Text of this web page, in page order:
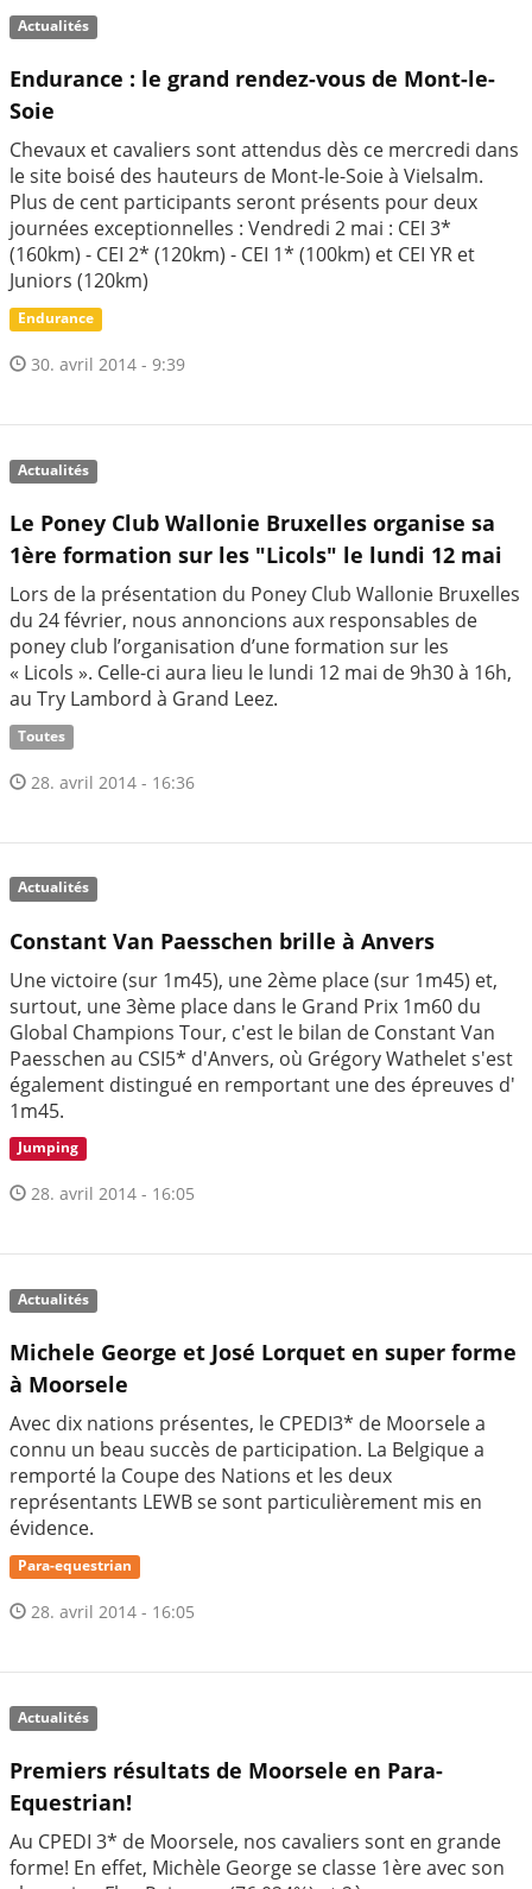
Actualités
Endurance : le grand rendez-vous de Mont-le-
Soie
Chevaux et cavaliers sont attendus dès ce mercredi dans
le site boisé des hauteurs de Mont-le-Soie à Vielsalm.
Plus de cent participants seront présents pour deux
journées exceptionnelles : Vendredi 2 mai : CEI 3*
(160km) - CEI 2* (120km) - CEI 1* (100km) et CEI YR et
Juniors (120km)
Endurance
30. avril 2014 - 9:39
Actualités
Le Poney Club Wallonie Bruxelles organise sa
1ère formation sur les "Licols" le lundi 12 mai
Lors de la présentation du Poney Club Wallonie Bruxelles
du 24 février, nous annoncions aux responsables de
poney club l’organisation d’une formation sur les
« Licols ». Celle-ci aura lieu le lundi 12 mai de 9h30 à 16h,
au Try Lambord à Grand Leez.
Toutes
28. avril 2014 - 16:36
Actualités
Constant Van Paesschen brille à Anvers
Une victoire (sur 1m45), une 2ème place (sur 1m45) et,
surtout, une 3ème place dans le Grand Prix 1m60 du
Global Champions Tour, c'est le bilan de Constant Van
Paesschen au CSI5* d'Anvers, où Grégory Wathelet s'est
également distingué en remportant une des épreuves d'
1m45.
Jumping
28. avril 2014 - 16:05
Actualités
Michele George et José Lorquet en super forme
à Moorsele
Avec dix nations présentes, le CPEDI3* de Moorsele a
connu un beau succès de participation. La Belgique a
remporté la Coupe des Nations et les deux
représentants LEWB se sont particulièrement mis en
évidence.
Para-equestrian
28. avril 2014 - 16:05
Actualités
Premiers résultats de Moorsele en Para-
Equestrian!
Au CPEDI 3* de Moorsele, nos cavaliers sont en grande
forme! En effet, Michèle George se classe 1ère avec son